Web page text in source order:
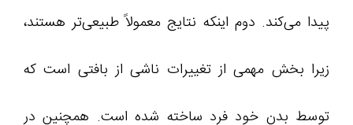
پیدا می‌کند. دوم اینکه نتایج معمولاً طبیعی‌تر هستند،
زیرا بخش مهمی از تغییرات ناشی از بافتی است که
توسط بدن خود فرد ساخته شده است. همچنین در